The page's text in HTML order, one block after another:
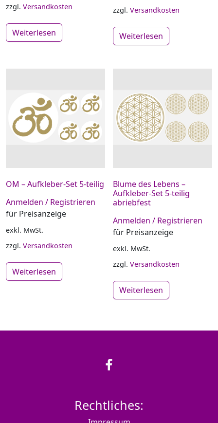
zzgl. Versandkosten
Weiterlesen
zzgl.Versandkosten
Weiterlesen
OM – Aufkleber-Set 5-teilig
Anmelden / Registrieren
für Preisanzeige
exkl. MwSt.
zzgl. Versandkosten
Weiterlesen
Blume des Lebens –
Aufkleber-Set 5-teilig
abriebfest
Anmelden / Registrieren
für Preisanzeige
exkl. MwSt.
zzgl.Versandkosten
Weiterlesen
Rechtliches: